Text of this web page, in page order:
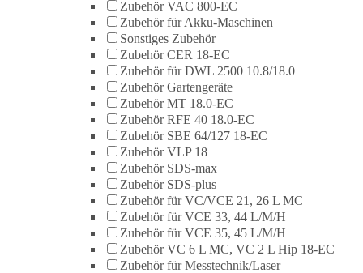
Zubehör VAC 800-EC
Zubehör für Akku-Maschinen
Sonstiges Zubehör
Zubehör CER 18-EC
Zubehör für DWL 2500 10.8/18.0
Zubehör Gartengeräte
Zubehör MT 18.0-EC
Zubehör RFE 40 18.0-EC
Zubehör SBE 64/127 18-EC
Zubehör VLP 18
Zubehör SDS-max
Zubehör SDS-plus
Zubehör für VC/VCE 21, 26 L MC
Zubehör für VCE 33, 44 L/M/H
Zubehör für VCE 35, 45 L/M/H
Zubehör VC 6 L MC, VC 2 L Hip 18-EC
Zubehör für Messtechnik/Laser